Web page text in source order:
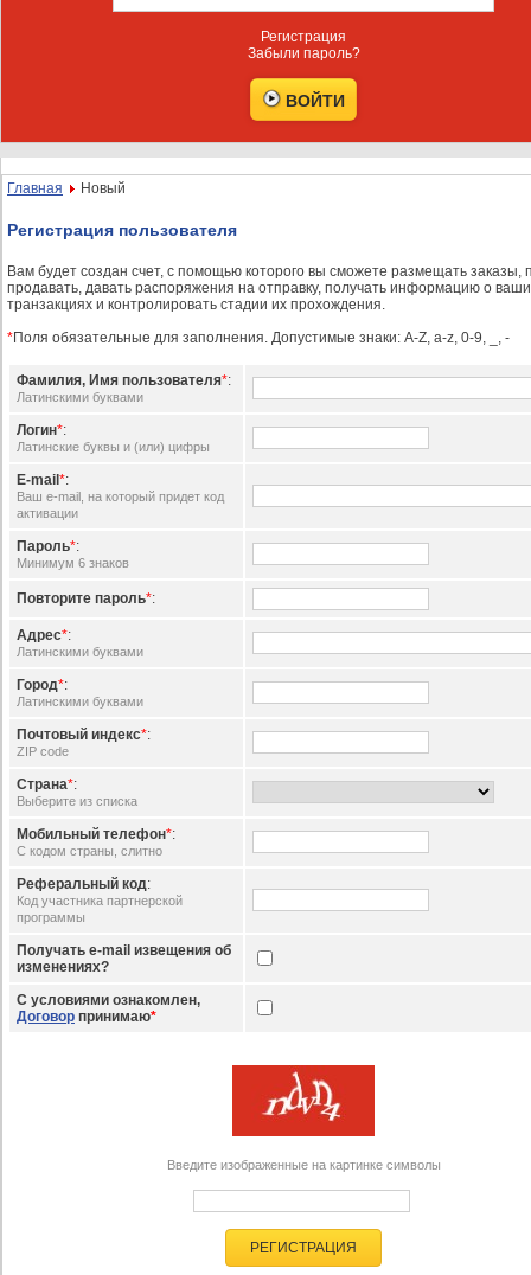
Регистрация
Забыли пароль?
Главная Новый
Регистрация пользователя
Вам будет создан счет, с помощью которого вы сможете размещать заказы,
продавать, давать распоряжения на отправку, получать информацию о
транзакциях и контролировать стадии их прохождения.
*Поля обязательные для заполнения. Допустимые знаки: A-Z, a-z, 0-9, _, -
Фамилия, Имя пользователя*:
Латинскими буквами
Логин*:
Латинские буквы и (или) цифры
E-mail *:
Ваш e-mail, на который придет код
активации
Пароль*:
Mинимум 6 знаков
Повторите пароль*:
Адрес*:
Латинскими буквами
Город*:
Латинскими буквами
Почтовый индекс*:
ZIP code
Страна*:
Выберите из списка
Мобильный телефон*:
С кодом страны, слитно
Реферальный код:
Код участника партнерской
программы
Получать e-mail извещения об
изменениях?
С условиями ознакомлен,
Договор принимаю*
Введите изображенные на картинке символы
РЕГИСТРАЦИЯ